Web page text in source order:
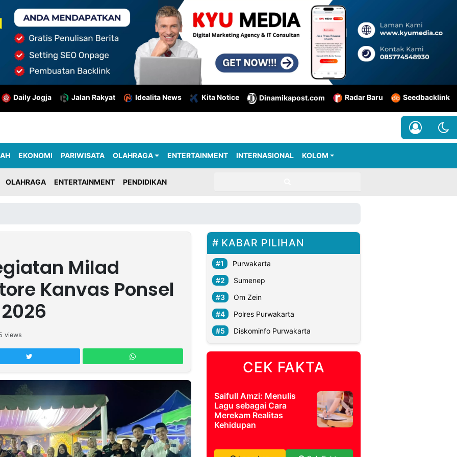
Daily Jogja Jalan Rakyat Idealita News Kita Notice Dinamikapost.com Radar Baru Seedbacklink
EKONOMI PARIWISATA OLAHRAGA ENTERTAINMENT INTERNASIONAL KOLOM
OLAHRAGA ENTERTAINMENT PENDIDIKAN
Milad
Kanvas Ponsel
views
KABAR PILIHAN
Purwakarta
Sumenep
Om Zein
Polres Purwakarta
Diskominfo Purwakarta
CEK FAKTA
Saifull Amzi: Menulis
Lagu sebagai Cara
Merekam Realitas
Kehidupan